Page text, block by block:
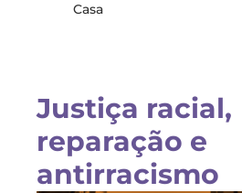
Casa
Justiça racial,
reparação e
antirracismo